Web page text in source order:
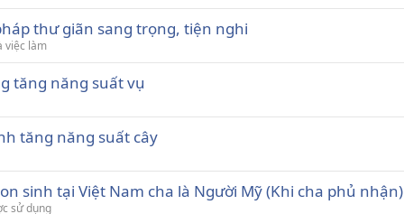
thư giãn sang trọng, tiện nghi
việc làm
tăng năng suất vụ
tăng năng suất cây
sinh tại Việt Nam cha là Người Mỹ (Khi cha phủ nhận)
sử dụng